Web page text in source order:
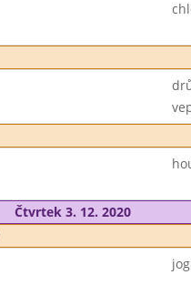
Čtvrtek 3. 12. 2020